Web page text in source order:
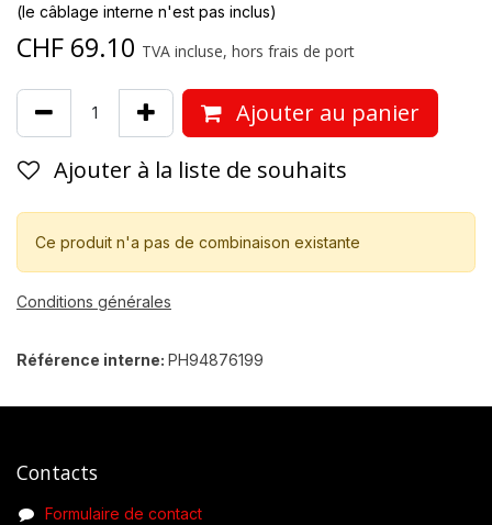
(le câblage interne n'est pas inclus)
CHF 69.10 TVA incluse, hors frais de port
Ajouter au panier
Ajouter à la liste de souhaits
Ce produit n'a pas de combinaison existante
Conditions générales
Référence interne: PH94876199
Contacts
Formulaire de contact